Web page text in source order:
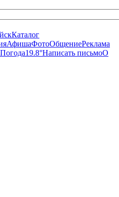
Каталог
АфишаФотоОбщениеРеклама
Погода19.8°Написать письмоО